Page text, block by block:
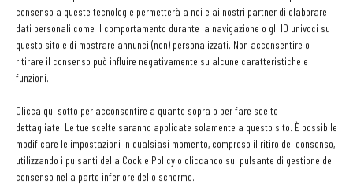
consenso a queste tecnologie permetterà a noi e ai nostri partner di elaborare
dati personali come il comportamento durante la navigazione o gli ID univoci su
questo sito e di mostrare annunci (non) personalizzati. Non acconsentire o
ritirare il consenso può influire negativamente su alcune caratteristiche e
funzioni.
Clicca qui sotto per acconsentire a quanto sopra o per fare scelte
dettagliate. Le tue scelte saranno applicate solamente a questo sito. È possibile
modificare le impostazioni in qualsiasi momento, compreso il ritiro del consenso,
utilizzando i pulsanti della Cookie Policy o cliccando sul pulsante di gestione del
consenso nella parte inferiore dello schermo.